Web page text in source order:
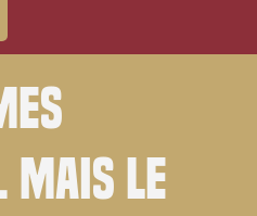
Mais le